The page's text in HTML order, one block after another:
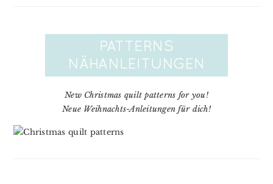
New Christmas quilt patterns for you!
Neue Weihnachts-Anleitungen für dich!